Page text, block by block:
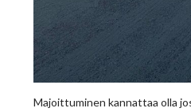
Majoittuminen kannattaa olla